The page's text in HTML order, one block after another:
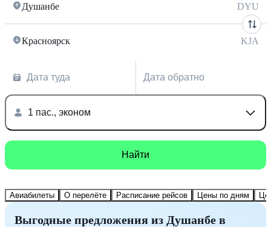
Душанбе DYU
Красноярск KJA
Дата туда Дата обратно
1 пас., эконом
Найти
Авиабилеты О перелёте Расписание рейсов Цены по дням
Выгодные предложения из Душанбе в